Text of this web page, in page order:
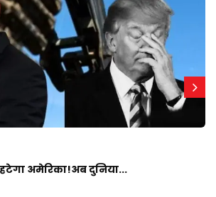
अमेरिका!अब दुनिया...